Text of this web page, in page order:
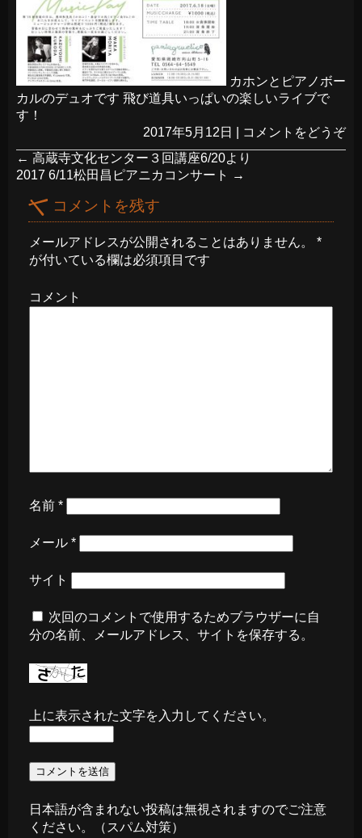
カホンとピアノボー
カルのデュオです 飛び道具いっぱいの楽しいライブで
す！
2017年5月12日
コメントをどうぞ
← 高蔵寺文化センター３回講座6/20より
2017 6/11松田昌ピアニカコンサート
→
コメントを残す
メールアドレスが公開されることはありません。
*
が付いている欄は必須項目です
コメント
名前 *
メール *
サイト
次回のコメントで使用するためブラウザーに自
分の名前、メールアドレス、サイトを保存する。
上に表示された文字を入力してください。
日本語が含まれない投稿は無視されますのでご注意
ください。（スパム対策）